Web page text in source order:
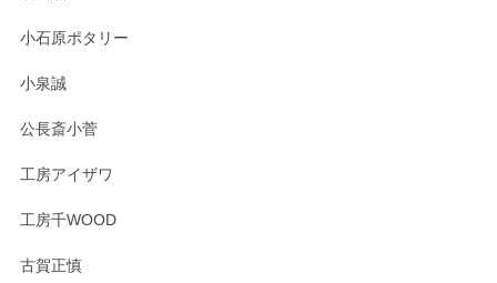
小石原ポタリー
小泉誠
公長斎小菅
工房アイザワ
工房千WOOD
古賀正慎